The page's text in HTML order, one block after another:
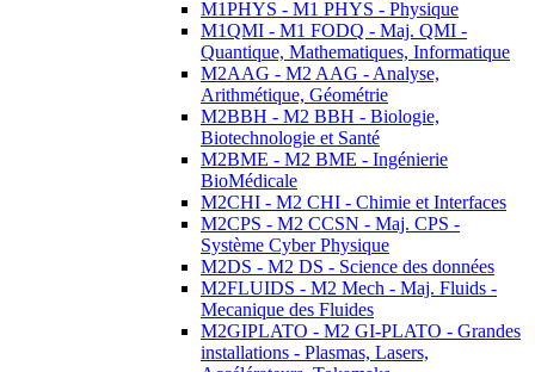
M1PHYS - M1 PHYS - Physique
M1QMI - M1 FODQ - Maj. QMI -
Quantique, Mathematiques, Informatique
M2AAG - M2 AAG - Analyse,
Arithmétique, Géométrie
M2BBH - M2 BBH - Biologie,
Biotechnologie et Santé
M2BME - M2 BME - Ingénierie
BioMédicale
M2CHI - M2 CHI - Chimie et Interfaces
M2CPS - M2 CCSN - Maj. CPS -
Système Cyber Physique
M2DS - M2 DS - Science des données
M2FLUIDS - M2 Mech - Maj. Fluids -
Mecanique des Fluides
M2GIPLATO - M2 GI-PLATO - Grandes
installations - Plasmas, Lasers,